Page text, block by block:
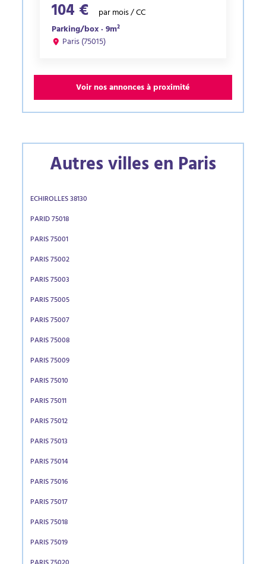
104 €
par mois / CC
Parking/box · 9m²
Paris (75015)
Voir nos annonces à proximité
Autres villes en Paris
ECHIROLLES 38130
PARID 75018
PARIS 75001
PARIS 75002
PARIS 75003
PARIS 75005
PARIS 75007
PARIS 75008
PARIS 75009
PARIS 75010
PARIS 75011
PARIS 75012
PARIS 75013
PARIS 75014
PARIS 75016
PARIS 75017
PARIS 75018
PARIS 75019